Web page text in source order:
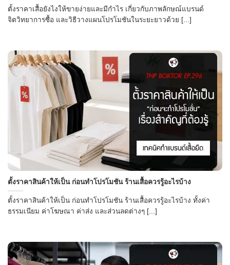
ตั้งราคาเสื้อยังไงให้ขายง่ายและมีกำไร เกี่ยวกับภาพลักษณ์แบรนด์
จิตวิทยาการซื้อ และวิธีวางแผนโปรโมชันในระยะยาวด้วย [...]
ตั้งราคาสินค้าให้เป็น ก่อนทำโปรโมชัน ร้านเสื้อควรรู้อะไรบ้าง
ตั้งราคาสินค้าให้เป็น ก่อนทำโปรโมชัน ร้านเสื้อควรรู้อะไรบ้าง ทั้งค่า
ธรรมเนียม ค่าโฆษณา ค่าส่ง และส่วนลดต่างๆ [...]